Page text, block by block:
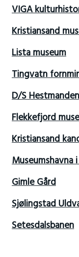
VIGA
Kristiansand
Lista museum
Tingvatn
D/S Hestmanden
Flekkefjord
Kristiansand
Museumshavna
Gimle Gård
Sjølingstad
Setesdalsbanen